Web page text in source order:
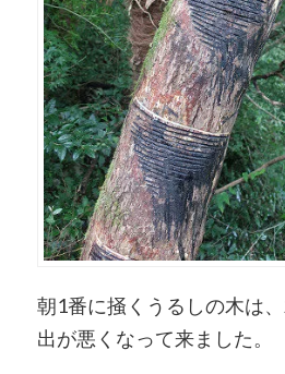
朝1番に掻くうるしの木は
出が悪くなって来ました。